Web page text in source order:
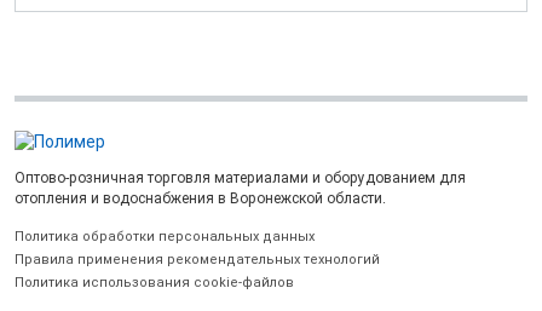
Оптово-розничная торговля материалами и оборудованием для
отопления и водоснабжения в Воронежской области.
Политика обработки персональных данных
Правила применения рекомендательных технологий
Политика использования cookie-файлов